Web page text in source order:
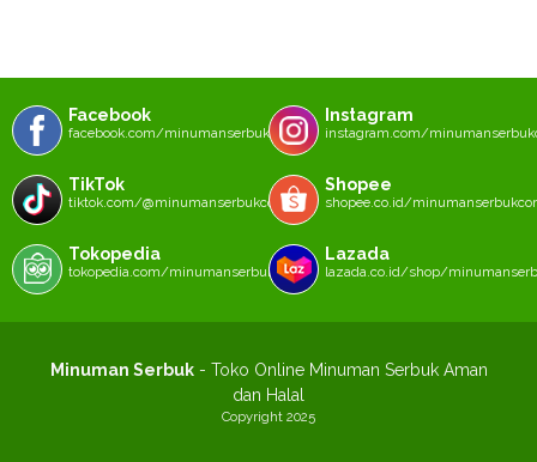
Facebook
facebook.com/minumanserbukcom
Instagram
instagram.com/
TikTok
tiktok.com/@minumanserbukcom
Shopee
shopee.co.id/
Tokopedia
tokopedia.com/minumanserbukcom
Lazada
lazada.co.id/shop/
Minuman Serbuk- Toko Online Minuman Serbuk Aman
dan Halal
Copyright 2025